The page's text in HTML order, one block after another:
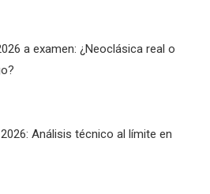
a examen: ¿Neoclásica real o
Análisis técnico al límite en